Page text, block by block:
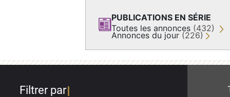
PUBLICATIONS EN SÉRIE
Toutes les annonces (432)
Annonces du jour (226)
Filtrer par